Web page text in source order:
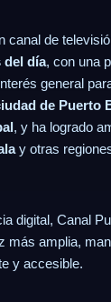
canal de
del día, con una
general
de Puerto
, y ha logrado
y otras
digital, Canal
más amplia,
y accesible.